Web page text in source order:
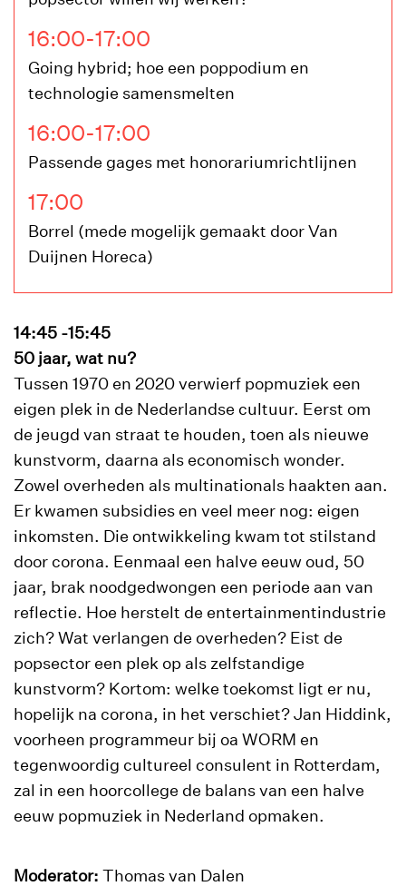
16:00-17:00
Going hybrid; hoe een poppodium en
technologie samensmelten
16:00-17:00
Passende gages met honorariumrichtlijnen
17:00
Borrel (mede mogelijk gemaakt door Van
Duijnen Horeca)
14:45 -15:45
50 jaar, wat nu?
Tussen 1970 en 2020 verwierf popmuziek een
eigen plek in de Nederlandse cultuur. Eerst om
de jeugd van straat te houden, toen als nieuwe
kunstvorm, daarna als economisch wonder.
Zowel overheden als multinationals haakten aan.
Er kwamen subsidies en veel meer nog: eigen
inkomsten. Die ontwikkeling kwam tot stilstand
door corona. Eenmaal een halve eeuw oud, 50
jaar, brak noodgedwongen een periode aan van
reflectie. Hoe herstelt de entertainmentindustrie
zich? Wat verlangen de overheden? Eist de
popsector een plek op als zelfstandige
kunstvorm? Kortom: welke toekomst ligt er nu,
hopelijk na corona, in het verschiet? Jan Hiddink,
voorheen programmeur bij oa WORM en
tegenwoordig cultureel consulent in Rotterdam,
zal in een hoorcollege de balans van een halve
eeuw popmuziek in Nederland opmaken.
Moderator: Thomas van Dalen